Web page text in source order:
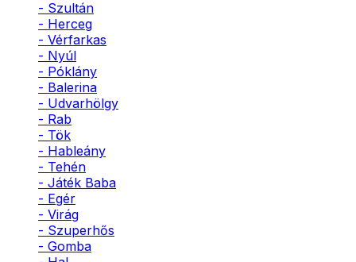
- Szultán
- Herceg
- Vérfarkas
- Nyúl
- Póklány
- Balerina
- Udvarhölgy
- Rab
- Tök
- Hableány
- Tehén
- Játék Baba
- Egér
- Virág
- Szuperhős
- Gomba